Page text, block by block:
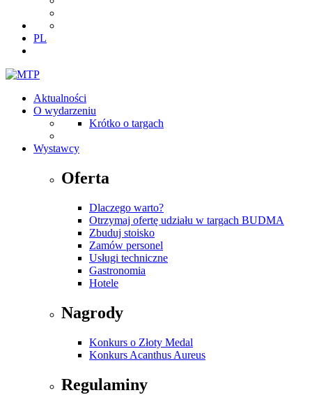
PL
Aktualności
O wydarzeniu
Krótko o targach
Wystawcy
Oferta
Dlaczego warto?
Otrzymaj ofertę udziału w targach BUDMA
Zbuduj stoisko
Zamów personel
Usługi techniczne
Gastronomia
Hotele
Nagrody
Konkurs o Złoty Medal
Konkurs Acanthus Aureus
Regulaminy